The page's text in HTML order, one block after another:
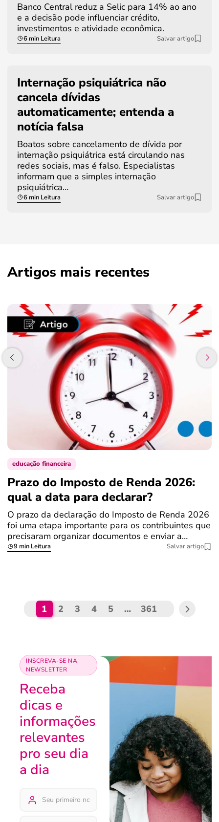
Banco Central reduz a Selic para 14% ao ano
e a decisão pode influenciar crédito,
investimentos e atividade econômica.
6 min Leitura Salvar artigo
Internação psiquiátrica não
cancela dívidas
automaticamente; entenda a
notícia falsa
Boatos sobre cancelamento de dívida por
internação psiquiátrica está circulando nas
redes sociais, mas é falso. Especialistas
informam que a simples internação
psiquiátrica…
6 min Leitura Salvar artigo
Artigos mais recentes
educação financeira
Prazo do Imposto de Renda 2026:
qual a data para declarar?
O prazo da declaração do Imposto de Renda 2026
foi uma etapa importante para os contribuintes que
precisaram organizar documentos e enviar a…
9 min Leitura Salvar artigo
1 2 3 4 5 … 361
INSCREVA-SE NA
NEWSLETTER
Receba
dicas e
informações
relevantes
pro seu dia
a dia